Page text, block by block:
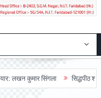
कुमार सिंगला सिद्धपीठ श्री